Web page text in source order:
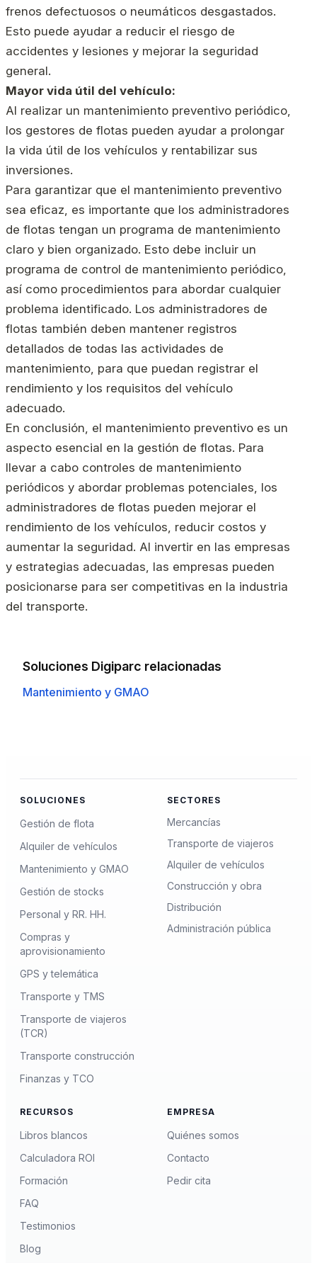
frenos defectuosos o neumáticos desgastados.
Esto puede ayudar a reducir el riesgo de
accidentes y lesiones y mejorar la seguridad
general.
Mayor vida útil del vehículo:
Al realizar un mantenimiento preventivo periódico,
los gestores de flotas pueden ayudar a prolongar
la vida útil de los vehículos y rentabilizar sus
inversiones.
Para garantizar que el mantenimiento preventivo
sea eficaz, es importante que los administradores
de flotas tengan un programa de mantenimiento
claro y bien organizado. Esto debe incluir un
programa de control de mantenimiento periódico,
así como procedimientos para abordar cualquier
problema identificado. Los administradores de
flotas también deben mantener registros
detallados de todas las actividades de
mantenimiento, para que puedan registrar el
rendimiento y los requisitos del vehículo
adecuado.
En conclusión, el mantenimiento preventivo es un
aspecto esencial en la gestión de flotas. Para
llevar a cabo controles de mantenimiento
periódicos y abordar problemas potenciales, los
administradores de flotas pueden mejorar el
rendimiento de los vehículos, reducir costos y
aumentar la seguridad. Al invertir en las empresas
y estrategias adecuadas, las empresas pueden
posicionarse para ser competitivas en la industria
del transporte.
Soluciones Digiparc relacionadas
Mantenimiento y GMAO
SOLUCIONES
Gestión de flota
Alquiler de vehículos
Mantenimiento y GMAO
Gestión de stocks
Personal y RR. HH.
Compras y
aprovisionamiento
GPS y telemática
Transporte y TMS
Transporte de viajeros
(TCR)
Transporte construcción
Finanzas y TCO
SECTORES
Mercancías
Transporte de viajeros
Alquiler de vehículos
Construcción y obra
Distribución
Administración pública
RECURSOS
Libros blancos
Calculadora ROI
Formación
FAQ
Testimonios
Blog
EMPRESA
Quiénes somos
Contacto
Pedir cita